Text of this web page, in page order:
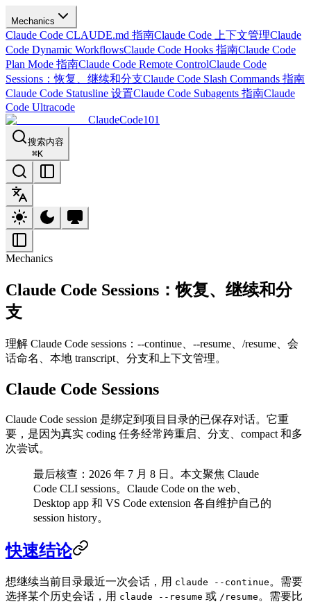
Mechanics
Claude Code CLAUDE.md 指南Claude Code 上下文管理Claude
Code Dynamic WorkflowsClaude Code Hooks 指南Claude Code
Plan Mode 指南Claude Code Remote ControlClaude Code
Sessions：恢复、继续和分支Claude Code Slash Commands 指南
Claude Code Statusline 设置Claude Code Subagents 指南Claude
Code Ultracode
ClaudeCode101
搜索内容
⌘K
Mechanics
Claude Code Sessions：恢复、继续和分
支
理解 Claude Code sessions：--continue、--resume、/resume、会
话命名、本地 transcript、分支和上下文管理。
Claude Code Sessions
Claude Code session 是绑定到项目目录的已保存对话。它重
要，是因为真实 coding 任务经常跨重启、分支、compact 和多
次尝试。
最后核查：2026 年 7 月 8 日。本文聚焦 Claude
Code CLI sessions。Claude Code on the web、
Desktop app 和 VS Code extension 各自维护自己的
session history。
快速结论
想继续当前目录最近一次会话，用 claude --continue。需要
选择某个历史会话，用 claude --resume 或 /resume。需要比